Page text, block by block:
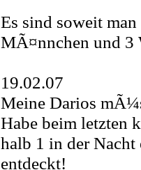
Es sind soweit
MÃ¤nnchen und 3
19.02.07
Meine Darios
Habe beim letzten
halb 1 in der
entdeckt!